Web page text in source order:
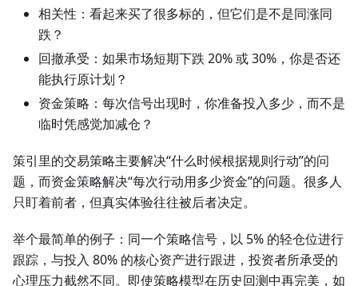
相关性：看起来买了很多标的，但它们是不是同涨同
跌？
回撤承受：如果市场短期下跌 20% 或 30%，你是否还
能执行原计划？
资金策略：每次信号出现时，你准备投入多少，而不是
临时凭感觉加减仓？
策引里的交易策略主要解决“什么时候根据规则行动”的问
题，而资金策略解决“每次行动用多少资金”的问题。很多人
只盯着前者，但真实体验往往被后者决定。
举个最简单的例子：同一个策略信号，以 5% 的轻仓位进行
跟踪，与投入 80% 的核心资产进行跟进，投资者所承受的
心理压力截然不同。即使策略模型在历史回测中再完美，如